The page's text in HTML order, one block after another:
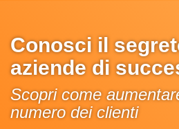
Conosci il
aziende di
Scopri come
numero dei clienti